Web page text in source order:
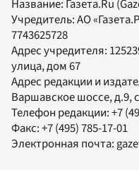
Название: Газета.Ru
Учредитель:АО
7743625728
Адрес учредителя:
улица, дом 67
Адрес редакции и
Варшавское шоссе, д.9,
Телефон редакции:+7
Факс:+7 (495) 785-17-01
Электронная почта: